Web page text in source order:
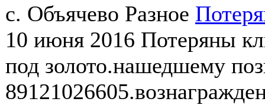
с. Объячево Разное
10 июня 2016 Потеряны
под золото.нашедшему